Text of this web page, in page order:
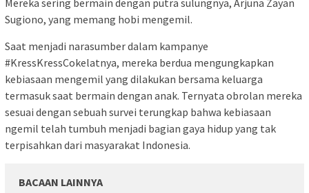
Mereka sering bermain dengan putra sulungnya, Arjuna Zayan
Sugiono, yang memang hobi mengemil.
Saat menjadi narasumber dalam kampanye
#KressKressCokelatnya, mereka berdua mengungkapkan
kebiasaan mengemil yang dilakukan bersama keluarga
termasuk saat bermain dengan anak. Ternyata obrolan mereka
sesuai dengan sebuah survei terungkap bahwa kebiasaan
ngemil telah tumbuh menjadi bagian gaya hidup yang tak
terpisahkan dari masyarakat Indonesia.
BACAAN LAINNYA